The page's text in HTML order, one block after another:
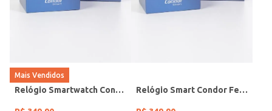
Mais Vendidos
Relógio Smartwatch Condor PRETO Relógio Smart Condor Feminino ROSE